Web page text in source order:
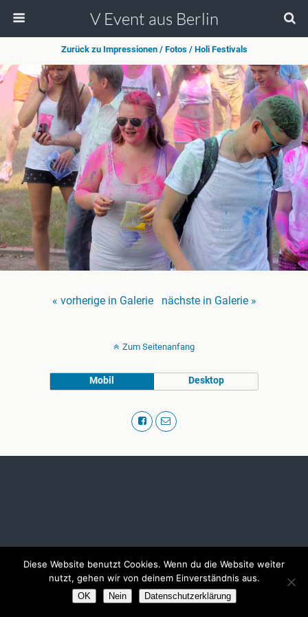
V Event aus Berlin
Zurück zu Impressionen / Fotos / Holi Festivals
« vorherige in Galerie nächste in Galerie »
Zum Seitenanfang
Mobil Desktop
Diese Website benutzt Cookies. Wenn du die Website weiter
nutzt, gehen wir von deinem Einverständnis aus.
OK Nein Datenschutzerklärung